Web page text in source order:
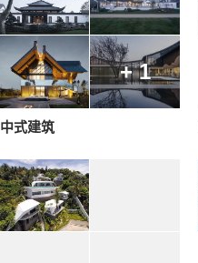
+ 1
中式建筑